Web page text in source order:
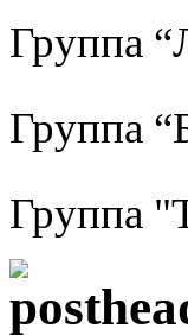
Группа
Группа
Группа